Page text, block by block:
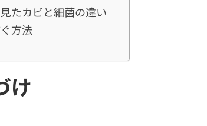
たカビと細菌の違い
方法
け